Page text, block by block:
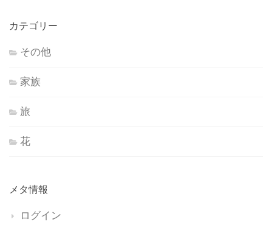
カテゴリー
その他
家族
旅
花
メタ情報
ログイン